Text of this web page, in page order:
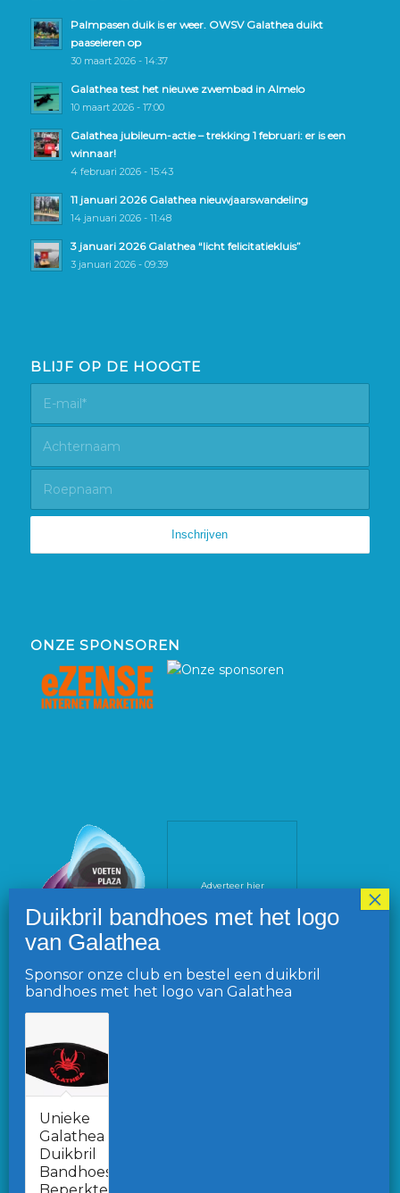
Palmpasen duik is er weer. OWSV Galathea duikt
paaseieren op
30 maart 2026 - 14:37
Galathea test het nieuwe zwembad in Almelo
10 maart 2026 - 17:00
Galathea jubileum-actie – trekking 1 februari: er is een
winnaar!
4 februari 2026 - 15:43
11 januari 2026 Galathea nieuwjaarswandeling
14 januari 2026 - 11:48
3 januari 2026 Galathea “licht felicitatiekluis”
3 januari 2026 - 09:39
BLIJF OP DE HOOGTE
ONZE SPONSOREN
Adverteer hier
VOLG ONS OP FACEBOOK
Ga naar de Facebook pagina
Sponsor onze club en bestel een duikbril
bandhoes met het logo van Galathea
Unieke
Galathea
Duikbril
Bandhoes.